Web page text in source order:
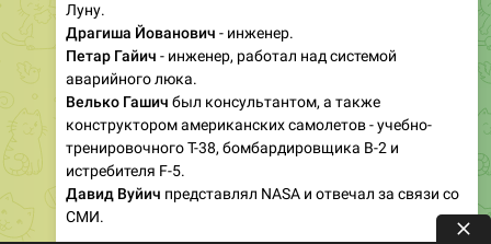
Луну.
Драгиша Йованович - инженер.
Петар Гайич - инженер, работал над системой
аварийного люка.
Велько Гашич был консультантом, а также
конструктором американских самолетов - учебно-
тренировочного T-38, бомбардировщика B-2 и
истребителя F-5.
Давид Вуйич представлял NASA и отвечал за связи со
СМИ.